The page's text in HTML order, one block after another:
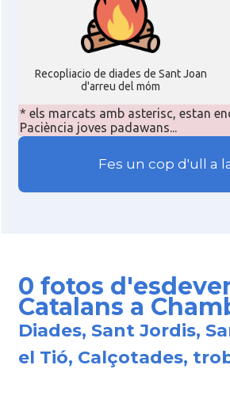
Recopliacio de diades de Sant Joan
d'arreu del móm
* els marcats amb asterisc, estan
Paciència joves padawans...
Fes un cop d'ull a
0 fotos
Catalans a
Diades, Sant Jordis,
el Tió, Calçotades,